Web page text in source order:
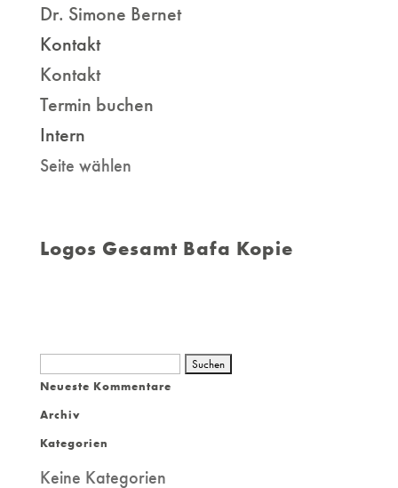
Dr. Simone Bernet
Kontakt
Kontakt
Termin buchen
Intern
Seite wählen
Logos Gesamt Bafa Kopie
Suchen
nach:
Neueste Kommentare
Archiv
Kategorien
Keine Kategorien